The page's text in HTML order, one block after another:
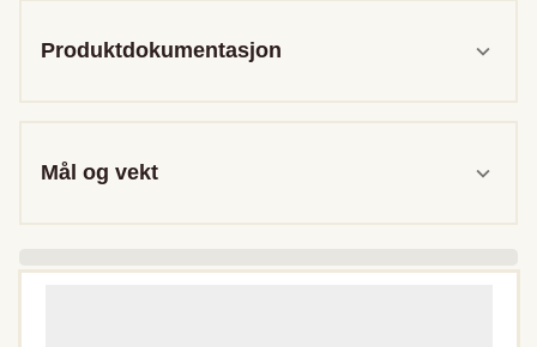
Produktdokumentasjon
Mål og vekt